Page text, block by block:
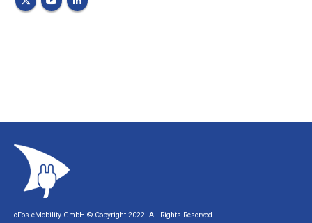
cFos eMobility GmbH © Copyright 2022. All Rights Reserved.